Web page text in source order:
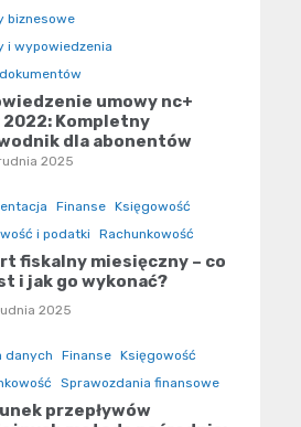
biznesowe
i wypowiedzenia
umowy nc+
Kompletny
dla abonentów
2025
Finanse Księgowość
i podatki
Rachunkowość
fiskalny miesięczny – co
i jak go wykonać?
2025
danych Finanse Księgowość
Sprawozdania finansowe
przepływów